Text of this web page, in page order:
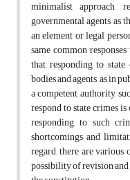
minimalist approach,
governmental agents as
an element or legal
same common
that responding to
bodies and agents, as in
a competent authority,
respond to state crimes
responding to such
shortcomings and
regard, there are various
possibility of revision